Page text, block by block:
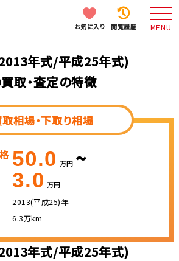
お気に入り 閲覧履歴 MENU
年式/平成25年式)
取・査定の特徴
取相場・下取り相場
50.0 万円 ~
3.0 万円
2013(平成25)年
6.3万km
年式/平成25年式)